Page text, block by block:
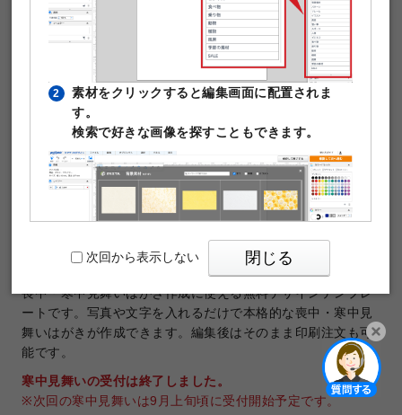
テンプレートNo.32006
喪中・寒中見舞いはがき
印刷データの解像度：1200dpi
喪中・寒中見舞いはがき作成に使える無料デザインテンプレ
ートです。写真や文字を入れるだけで本格的な喪中・寒中見
舞いはがきが作成できます。編集後はそのまま印刷注文も可
能です。
寒中見舞いの受付は終了しました。
※次回の寒中見舞いは9月上旬頃に受付開始予定です。
2
素材をクリックすると編集画面に配置されま
す。
検索で好きな画像を探すこともできます。
PIXTAの透かし文字は印刷時に消えますのでご
安心ください。
次回から表示しない 閉じる
開く